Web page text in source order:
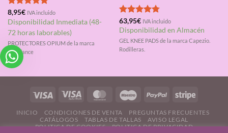
Valorado
con5.00
de 5
8,95€ IVA incluido
Disponibilidad Inmediata (48-
72 horas laborables)
PROTECTORES OPIUM de la marca
Techdance
Valorado
con4.75
de 5
63,95€ IVA incluido
Disponibilidad en Almacén
GEL KNEE PADS de la marca Capezio.
Rodilleras.
INICIO CONDICIONES DE VENTA
PREGUNTAS FRECUENTES
CATÁLOGOS
TABLAS DE TALLAS
AVISO LEGAL
POLITICA DE COOKIES
POLITICA DE PRIVACIDAD